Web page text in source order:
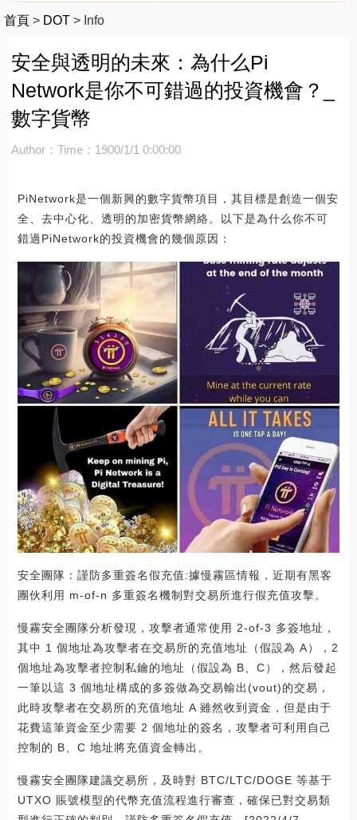
首頁 > DOT > Info
安全與透明的未來：為什么Pi
Network是你不可錯過的投資機會？_
數字貨幣
Author： Time：1900/1/1 0:00:00
PiNetwork是一個新興的數字貨幣項目，其目標是創造一個安
全、去中心化、透明的加密貨幣網絡。以下是為什么你不可
錯過PiNetwork的投資機會的幾個原因：
安全團隊：謹防多重簽名假充值:據慢霧區情報，近期有黑客
團伙利用 m-of-n 多重簽名機制對交易所進行假充值攻擊。
慢霧安全團隊分析發現，攻擊者通常使用 2-of-3 多簽地址，
其中 1 個地址為攻擊者在交易所的充值地址（假設為 A），2
個地址為攻擊者控制私鑰的地址（假設為 B、C），然后發起
一筆以這 3 個地址構成的多簽做為交易輸出(vout)的交易，
此時攻擊者在交易所的充值地址 A 雖然收到資金，但是由于
花費這筆資金至少需要 2 個地址的簽名，攻擊者可利用自己
控制的 B、C 地址將充值資金轉出。
慢霧安全團隊建議交易所，及時對 BTC/LTC/DOGE 等基于
UTXO 賬號模型的代幣充值流程進行審查，確保已對交易類